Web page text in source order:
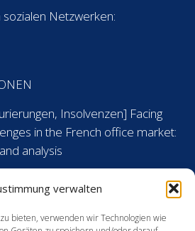
verwalten
bieten, verwenden wir Technologien wie
sozialen Netzwerken:
Insolvenzen] Facing
in the French office market:
analysis
Flashnews: Urlaubsansprüche
Abwesenheit